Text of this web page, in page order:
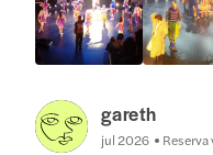
gareth
jul 2026